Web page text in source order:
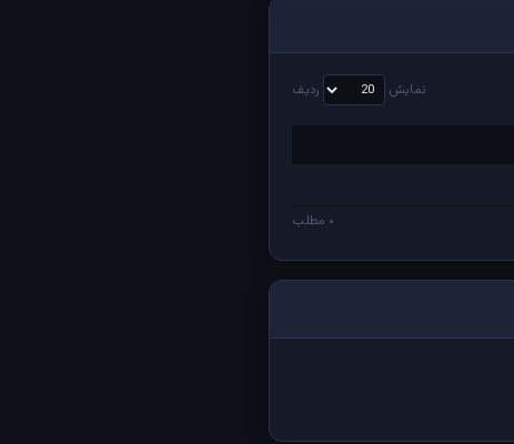
نمایش ردیف
۰ مطلب